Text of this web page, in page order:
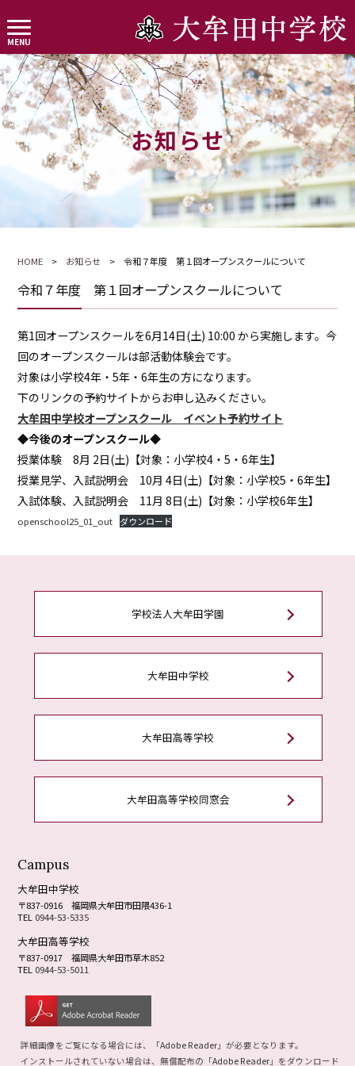
お知らせ
HOME > お知らせ > 令和７年度 第１回オープンスクールについて
令和７年度 第１回オープンスクールについて
第1回オープンスクールを6月14日(土) 10:00 から実施します。今
回のオープンスクールは部活動体験会です。
対象は小学校4年・5年・6年生の方になります。
下のリンクの予約サイトからお申し込みください。
大牟田中学校オープンスクール イベント予約サイト
◆今後のオープンスクール◆
授業体験 8月 2日(土)【対象：小学校4・5・6年生】
授業見学、入試説明会 10月 4日(土)【対象：小学校5・6年生】
入試体験、入試説明会 11月 8日(土)【対象：小学校6年生】
openschool25_01_out ダウンロード
学校法人大牟田学園
大牟田中学校
大牟田高等学校
大牟田高等学校同窓会
Campus
大牟田中学校
〒837-0916福岡県大牟田市田隈436-1
TEL 0944-53-5335
大牟田高等学校
〒837-0917福岡県大牟田市草木852
TEL 0944-53-5011
詳細画像をご覧になる場合には、「Adobe Reader 」が必要となります。
インストールされていない場合は、無償配布の「Adobe Reader 」をダウンロード